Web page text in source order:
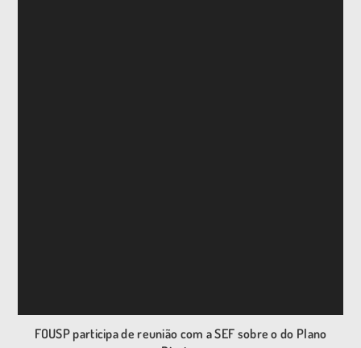
FOUSP participa de reunião com a SEF sobre o do Plano